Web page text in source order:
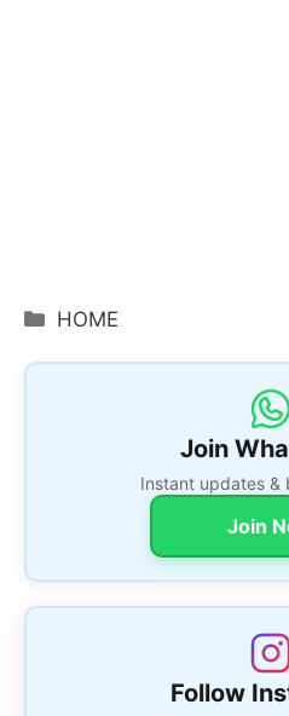
Categories
HOME
Join
Instant updates &
Join
Follow